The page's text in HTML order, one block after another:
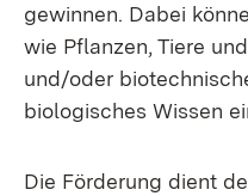
gewinnen. Dabei
wie Pflanzen, Tiere
und/oder
biologisches Wissen
Die Förderung dient